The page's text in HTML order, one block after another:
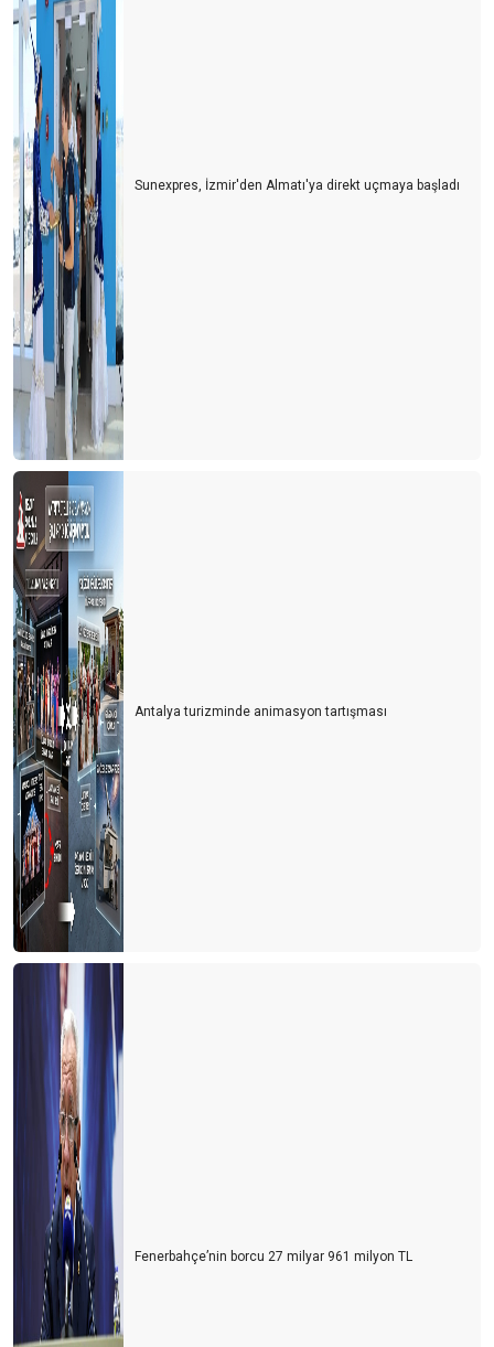
Bakan; "Her şey dahil sistemi devam edecek, ancak yiyecekleri
biz almayacağız, aşçılar verecek"
COVID-19 SONRASI TURİZMDE ÇÖZÜM-1 "YAZLIKLAR"
COVID-19 ve YENi DÜNYA DÜZENiNDE TURiZM
CORONA KAYIPLARIMIZ...
TAŞ MI YiYELiM..?
zambia zimbabwe botswana
Güney Afrika İzlenimleri
ERENKÖY GÜNLÜKLERİ
4 Kuşak turizm
Farklı bir turizm çeşidi ''Agritourismo''
TÜRSAB Seçimlerinde zafer kadınların
Türk Kahvesi Her Şey Dahil Sisteminden Çıkartılsın
TUNCELi iZLENiMLERi
YENi IATA KURALLARI
İTALYA İLE AŞK BİR BAŞKA BAHARA...
DIS TURiZM iHTiSAS BASKANLIGINDAN NEDEN iSTiFA ETTiM?
GALATAPORT OUT, YENİKAPI IN ...
TÜRSAB Başkan Adayı Kriterleri.
Türkiye Turizm Tanıtım ve Geliştirme Ajansı Hakkında;
TÜRSAB'ın 15 Temmuz ilanı
TÜRSAB SEÇİMLERİ ÖNCESİ DEĞERLENDİRMELER -1
Saklı Cennet Artvin
Seyahat Sigortası'nın adı "TÜRSAB SiGORTASI" olsun
MEDYA, TURİZM YAZARI ÇALIŞTIRMALI
HER ŞEY DAHİL SİSTEMİ ASLA TARTIŞILMAMALI..!
Sunexpres, İzmir'den Almatı'ya direkt uçmaya başladı
Antalya turizminde animasyon tartışması
Fenerbahçe’nin borcu 27 milyar 961 milyon TL